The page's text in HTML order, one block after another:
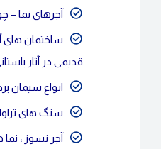
آجرهای نما –
ساختمان های
قدیمی در آثار
انواع سیمان
سنگ های
آجر نسوز ،